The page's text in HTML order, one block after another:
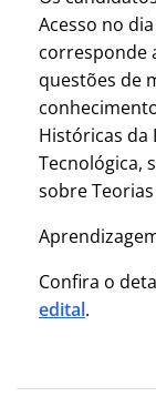
Acesso no
corresponde
questões de
Históricas da
Tecnológica,
sobre
Confira o
edital.